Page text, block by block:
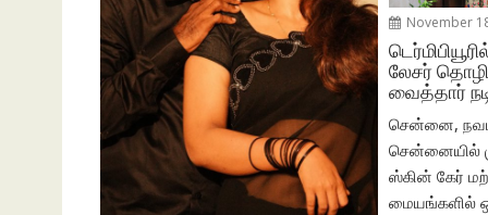
November
லேசர்
வைத்தார்
சென்னை,
சென்னையில்
ஸ்கின் கேர்
மையங்களில்